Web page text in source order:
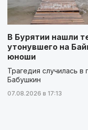
В Бурятии нашли
утонувшего на
юноши
Трагедия случилась в
Бабушкин
07.08.2026 в 17:13